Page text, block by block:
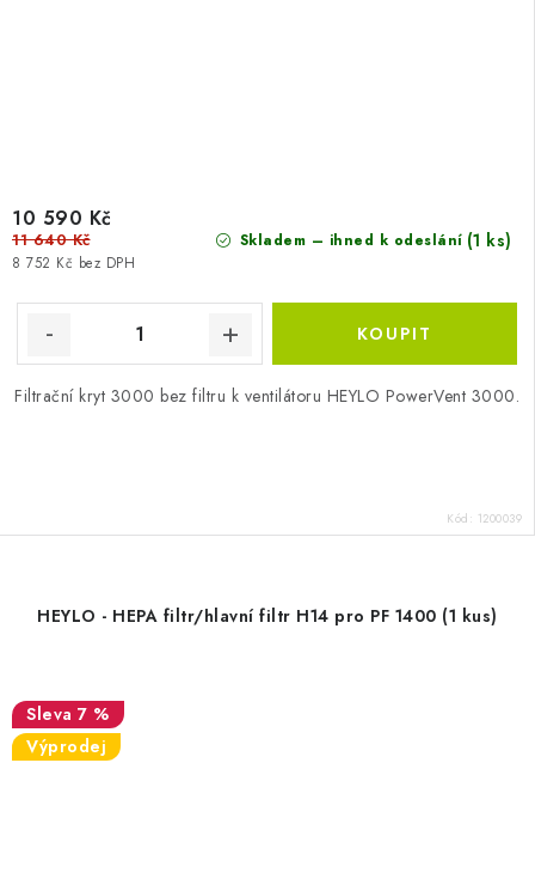
Skladem – ihned k odeslání (1 ks)
8 752 Kč bez DPH
10 590 Kč
11 640 Kč
Filtrační kryt 3000 bez filtru k ventilátoru HEYLO PowerVent 3000.
Kód: 1200039
HEYLO - HEPA filtr/hlavní filtr H14 pro PF 1400 (1 kus)
7 %
Výprodej